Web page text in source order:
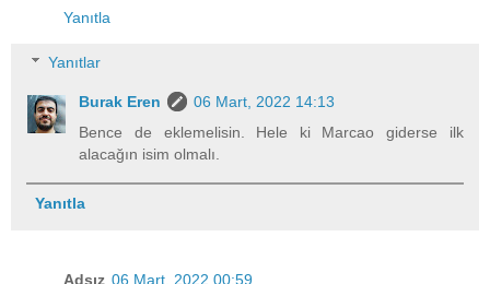
Yanıtla
Yanıtlar
Burak Eren
06 Mart, 2022 14:13
Bence de eklemelisin. Hele ki Marcao giderse ilk
alacağın isim olmalı.
Yanıtla
Adsız 06 Mart, 2022 00:59